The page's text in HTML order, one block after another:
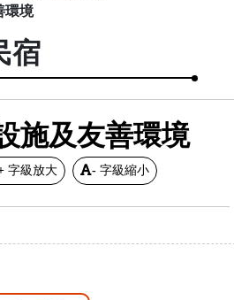
環境
宿
施及友善環境
字級放大 - 字級縮小